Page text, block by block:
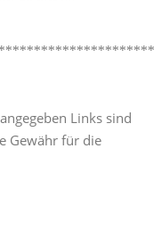
Links sind
Gewähr für die